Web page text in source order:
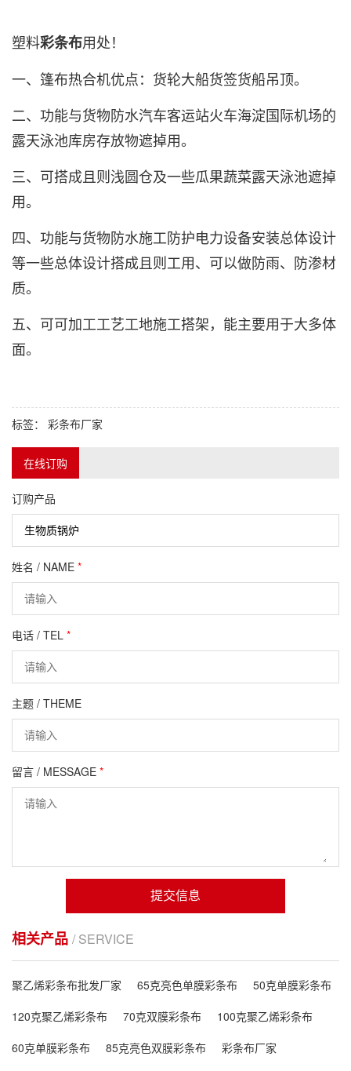
塑料彩条布用处！
一、篷布热合机优点：货轮大船货签货船吊顶。
二、功能与货物防水汽车客运站火车海淀国际机场的
露天泳池库房存放物遮掉用。
三、可搭成且则浅圆仓及一些瓜果蔬菜露天泳池遮掉
用。
四、功能与货物防水施工防护电力设备安装总体设计
等一些总体设计搭成且则工用、可以做防雨、防渗材
质。
五、可可加工工艺工地施工搭架，能主要用于大多体
面。
标签： 彩条布厂家
在线订购
订购产品
姓名 / NAME *
电话 / TEL *
主题 / THEME
留言 / MESSAGE *
提交信息
相关产品 / SERVICE
聚乙烯彩条布批发厂家 65克亮色单膜彩条布
50克单膜彩条布
120克聚乙烯彩条布
70克双膜彩条布
100克聚乙烯彩条布
60克单膜彩条布
85克亮色双膜彩条布 彩条布厂家